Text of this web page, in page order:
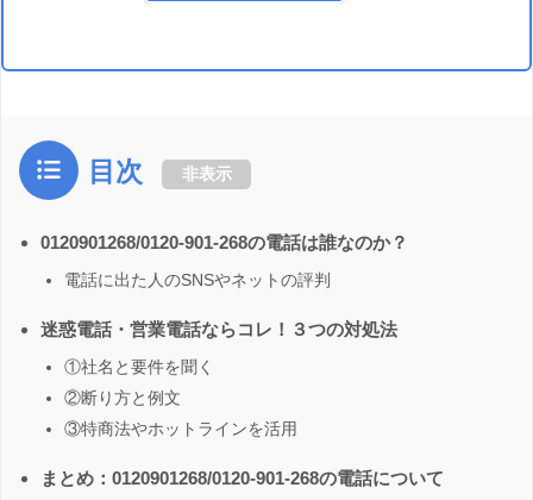
目次 非表示
0120901268/0120-901-268の電話は誰なのか？
電話に出た人のSNSやネットの評判
迷惑電話・営業電話ならコレ！３つの対処法
①社名と要件を聞く
②断り方と例文
③特商法やホットラインを活用
まとめ：0120901268/0120-901-268の電話について